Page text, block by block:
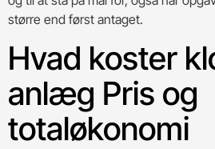
større end først antaget.
Hvad koster
anlæg Pris og
totaløkonomi